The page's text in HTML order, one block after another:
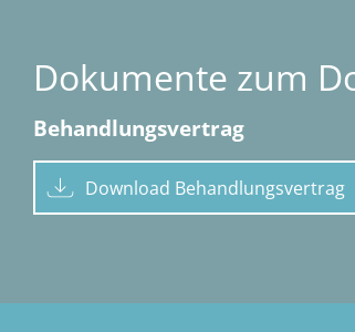
Dokumente zum
Behandlungsvertrag
Download Behandlungsvertrag